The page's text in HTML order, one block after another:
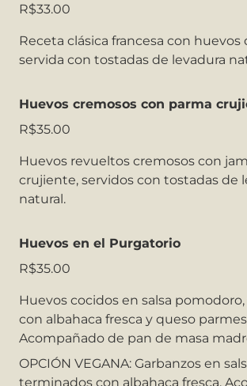
R$33.00
Receta clásica francesa con huevos
servida con tostadas de levadura
Huevos cremosos con parma
R$35.00
Huevos revueltos cremosos con
crujiente, servidos con tostadas de
natural.
Huevos en el Purgatorio
R$35.00
Huevos cocidos en salsa
con albahaca fresca y queso
Acompañado de pan de masa
OPCIÓN VEGANA: Garbanzos en
terminados con albahaca fresca.